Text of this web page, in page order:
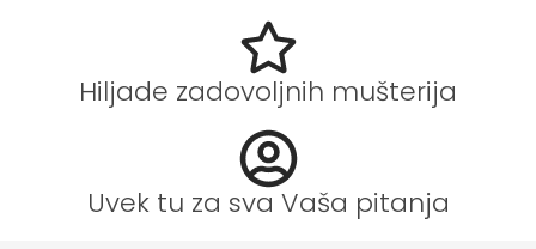
Hiljade zadovoljnih mušterija
Uvek tu za sva Vaša pitanja